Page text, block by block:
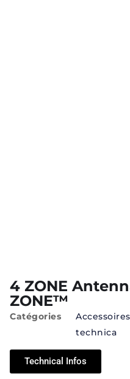
4 ZONE
ZONE™
Catégories
technica
Technical Infos